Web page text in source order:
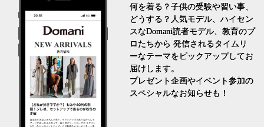
何を着る？子供の受験や習い事、
どうする？人気モデル、ハイセン
スなDomani読者モデル、教育のプ
ロたちから 発信されるタイムリ
ーなテーマをピックアップしてお
届けします。
プレゼント企画やイベント参加の
スペシャルなお知らせも！